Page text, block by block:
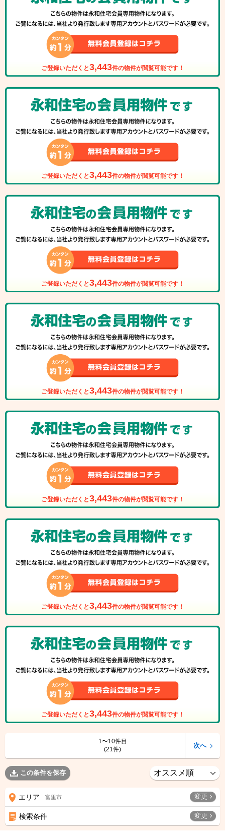
ご登録いただくと3,443件の物件が閲覧可能です！
ご登録いただくと3,443件の物件が閲覧可能です！
ご登録いただくと3,443件の物件が閲覧可能です！
ご登録いただくと3,443件の物件が閲覧可能です！
ご登録いただくと3,443件の物件が閲覧可能です！
ご登録いただくと3,443件の物件が閲覧可能です！
ご登録いただくと3,443件の物件が閲覧可能です！
1〜10件目
(21件)
次へ
この条件を保存
エリア 富里市 変更
検索条件 変更